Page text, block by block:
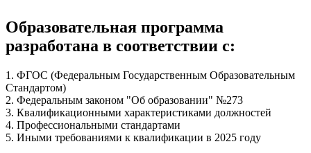
Образовательная программа
разработана в соответствии с:
1. ФГОС (Федеральным Государственным Образовательным
Стандартом)
2. Федеральным законом "Об образовании" №273
3. Квалификационными характеристиками должностей
4. Профессиональными стандартами
5. Иными требованиями к квалификации в 2025 году